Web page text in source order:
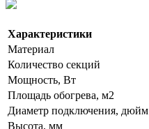
Характеристики
Материал
Количество секций
Мощность, Вт
Площадь обогрева, м2
Диаметр подключения, дюйм
Высота, мм